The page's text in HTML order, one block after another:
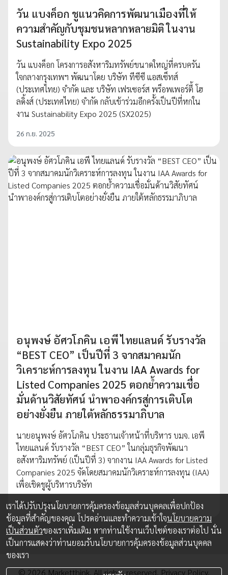
วัน แบงค็อก ชูแนวคิดการพัฒนาเมืองที่ให้
ความสำคัญกับชุมชนหลากหลายมิติ ในงาน
Sustainability Expo 2025
วัน แบงค็อก โครงการอสังหาริมทรัพย์ขนาดใหญ่ที่ครบครัน
ใจกลางกรุงเทพฯ พัฒนาโดย บริษัท ทีซีซี แอสเซ็ทส์
(ประเทศไทย) จำกัด และ บริษัท เฟรเซอร์ส พร็อพเพอร์ตี้ โฮ
ลดิ้งส์ (ประเทศไทย) จำกัด กลับเข้าร่วมอีกครั้งเป็นปีที่หกใน
งาน Sustainability Expo 2025 (SX2025)
26 ก.ย. 2025
อนุพงษ์ อัศวโภคิน เอพี ไทยแลนด์ รับรางวัล
“BEST CEO” เป็นปีที่ 3 จากสมาคมนัก
วิเคราะห์การลงทุน ในงาน IAA Awards for
Listed Companies 2025 ตอกย้ำความเชื่อ
มั่นด้านวิสัยทัศน์ นำพาองค์กรสู่การเติบโต
อย่างยั่งยืน ภายใต้หลักธรรมาภิบาล
นายอนุพงษ์ อัศวโภคิน ประธานเจ้าหน้าที่บริหาร บมจ. เอพี
ไทยแลนด์ รับรางวัล “BEST CEO” ในกลุ่มธุรกิจพัฒนา
อสังหาริมทรัพย์ (เป็นปีที่ 3) จากงาน IAA Awards for Listed
Companies 2025 จัดโดยสมาคมนักวิเคราะห์การลงทุน (IAA)
เพื่อเชิดชูผู้บริหารบริษัท
5 พ.ย. 2025
© 2026 Marketthink. All rights reserved. Privacy Policy.
เราได้ปรับปรุงนโยบายการคุ้มครองข้อมูลส่วนบุคคลเพื่อปกป้อง
ข้อมูลที่สำคัญของคุณ โปรดอ่านและทำความเข้าใจนโยบายความ
เป็นส่วนตัวของเราเพิ่มเติม หากท่านใช้งานเว็บไซต์ของเราต่อไป นั่น
เป็นการแสดงว่าท่านยอมรับนโยบายการคุ้มครองข้อมูลส่วนบุคคล
ของเรา